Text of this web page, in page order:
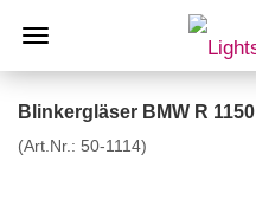
Blinkergläser BMW R
(Art.Nr.: 50-1114)